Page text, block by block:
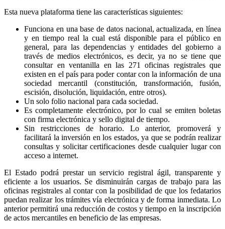
Esta nueva plataforma tiene las características siguientes:
Funciona en una base de datos nacional, actualizada, en línea
y en tiempo real la cual está disponible para el público en
general, para las dependencias y entidades del gobierno a
través de medios electrónicos, es decir, ya no se tiene que
consultar en ventanilla en las 271 oficinas registrales que
existen en el país para poder contar con la información de una
sociedad mercantil (constitución, transformación, fusión,
escisión, disolución, liquidación, entre otros).
Un solo folio nacional para cada sociedad.
Es completamente electrónico, por lo cual se emiten boletas
con firma electrónica y sello digital de tiempo.
Sin restricciones de horario. Lo anterior, promoverá y
facilitará la inversión en los estados, ya que se podrán realizar
consultas y solicitar certificaciones desde cualquier lugar con
acceso a internet.
El Estado podrá prestar un servicio registral ágil, transparente y
eficiente a los usuarios. Se disminuirán cargas de trabajo para las
oficinas registrales al contar con la posibilidad de que los fedatarios
puedan realizar los trámites vía electrónica y de forma inmediata. Lo
anterior permitirá una reducción de costos y tiempo en la inscripción
de actos mercantiles en beneficio de las empresas.